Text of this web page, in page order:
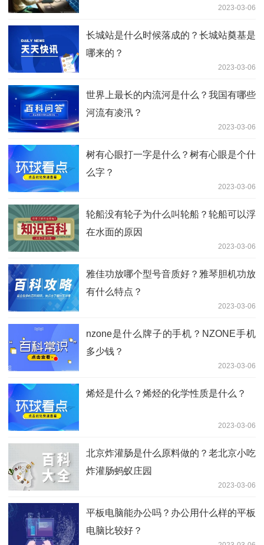
2023-03-06
长城站是什么时候落成的？长城站奠基是
哪来的？
2023-03-06
世界上最长的内流河是什么？我国有哪些
河流有凌汛？
2023-03-06
树有心眼打一字是什么？树有心眼是个什
么字？
2023-03-06
轮船没有轮子为什么叫轮船？轮船可以浮
在水面的原因
2023-03-06
雅佳功放哪个型号音质好？雅琴胆机功放
有什么特点？
2023-03-06
nzone是什么牌子的手机？NZONE手机
多少钱？
2023-03-06
烯烃是什么？烯烃的化学性质是什么？
2023-03-06
北京炸灌肠是什么原料做的？老北京小吃
炸灌肠蚂蚁庄园
2023-03-06
平板电脑能办公吗？办公用什么样的平板
电脑比较好？